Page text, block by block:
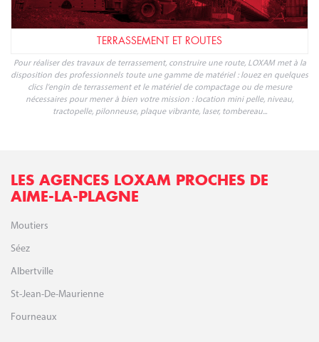
TERRASSEMENT ET ROUTES
Pour réaliser des travaux de terrassement, construire une route, LOXAM met à la
disposition des professionnels toute une gamme de matériel : louez en quelques
clics l'engin de terrassement et le matériel de compactage ou de mesure
nécessaires pour mener à bien votre mission : location mini pelle, niveau,
tractopelle, pilonneuse, plaque vibrante, laser, tombereau...
LES AGENCES LOXAM PROCHES DE
AIME-LA-PLAGNE
Moutiers
Séez
Albertville
St-Jean-De-Maurienne
Fourneaux